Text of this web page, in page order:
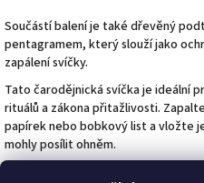
Součástí balení je také dřevěný
pentagramem, který slouží jako
zapálení svíčky.
Tato čarodějnická svíčka je ideální
rituálů a zákona přitažlivosti.
papírek nebo bobkový list a vložte
mohly posílit ohněm.